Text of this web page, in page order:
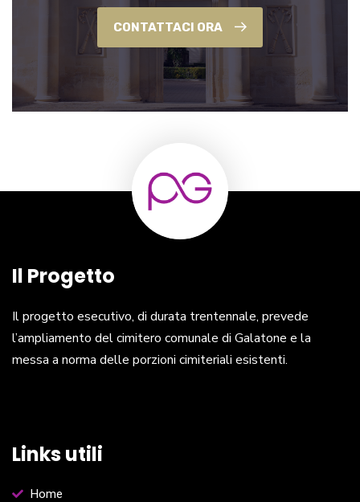
CONTATTACI ORA
Il Progetto
Il progetto esecutivo, di durata trentennale, prevede
l’ampliamento del cimitero comunale di Galatone e la
messa a norma delle porzioni cimiteriali esistenti.
Links utili
Home